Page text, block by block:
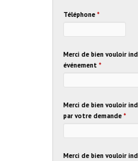
Téléphone*
Merci de bien vouloir
événement*
Merci de bien vouloir
par votre demande*
Merci de bien vouloir